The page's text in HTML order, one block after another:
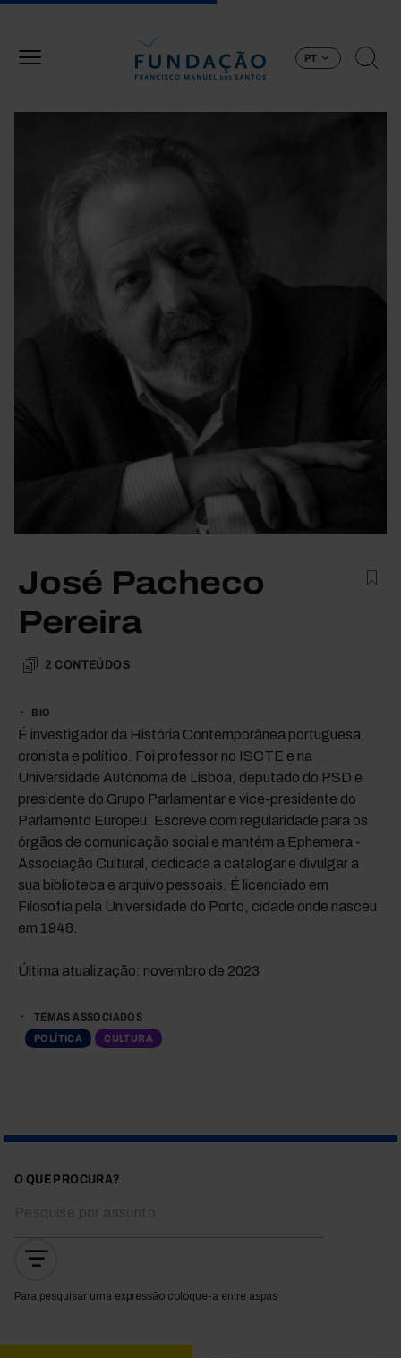
PT
José Pacheco
Pereira
2 CONTEÚDOS
BIO
É investigador da História Contemporânea portuguesa,
cronista e político. Foi professor no ISCTE e na
Universidade Autónoma de Lisboa, deputado do PSD e
presidente do Grupo Parlamentar e vice-presidente do
Parlamento Europeu. Escreve com regularidade para os
órgãos de comunicação social e mantém a Ephemera -
Associação Cultural, dedicada a catalogar e divulgar a
sua biblioteca e arquivo pessoais. É licenciado em
Filosofia pela Universidade do Porto, cidade onde nasceu
em 1948.
Última atualização: novembro de 2023
TEMAS ASSOCIADOS
POLÍTICA
CULTURA
O QUE PROCURA?
Para pesquisar uma expressão coloque-a entre aspas